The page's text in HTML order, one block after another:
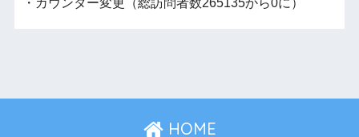
・カウンター変更（総訪問者数265135から0に）
HOME